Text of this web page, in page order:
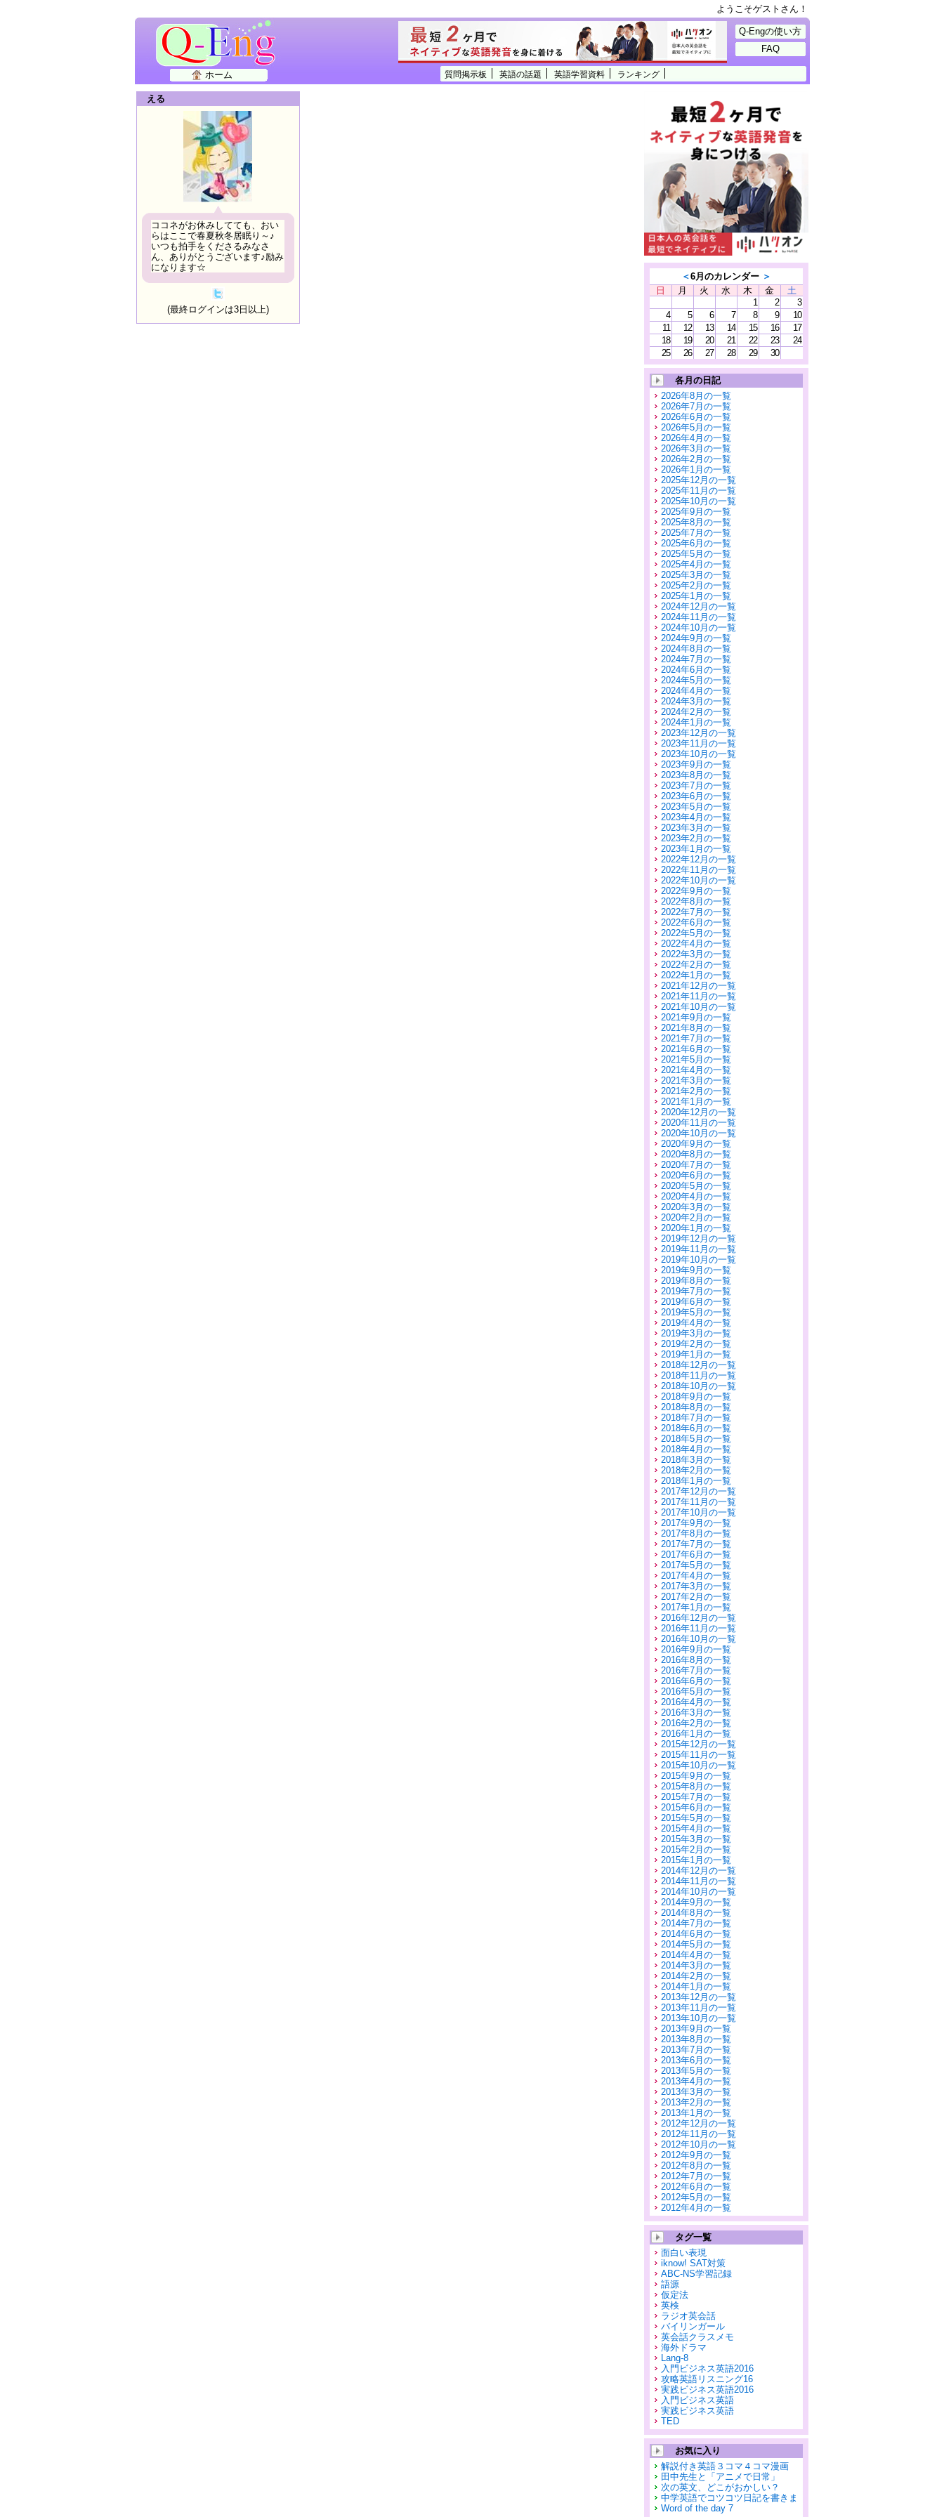
ようこそゲストさん！
質問掲示板 英語の話題 英語学習資料 ランキング
ホーム
Q-Engの使い方
FAQ
える
ココネがお休みしてても、おい
らはここで春夏秋冬居眠り～♪
いつも拍手をくださるみなさ
ん、ありがとうございます♪励み
になります☆
(最終ログインは3日以上)
＜6月のカレンダー ＞
日
月 火 水 木 金
土
1
2
3
4
5 6 7 8 9
10
11
12 13 14 15 16
17
18
19 20 21 22 23
24
25
26 27 28 29 30
各月の日記
2026年8月の一覧
2026年7月の一覧
2026年6月の一覧
2026年5月の一覧
2026年4月の一覧
2026年3月の一覧
2026年2月の一覧
2026年1月の一覧
2025年12月の一覧
2025年11月の一覧
2025年10月の一覧
2025年9月の一覧
2025年8月の一覧
2025年7月の一覧
2025年6月の一覧
2025年5月の一覧
2025年4月の一覧
2025年3月の一覧
2025年2月の一覧
2025年1月の一覧
2024年12月の一覧
2024年11月の一覧
2024年10月の一覧
2024年9月の一覧
2024年8月の一覧
2024年7月の一覧
2024年6月の一覧
2024年5月の一覧
2024年4月の一覧
2024年3月の一覧
2024年2月の一覧
2024年1月の一覧
2023年12月の一覧
2023年11月の一覧
2023年10月の一覧
2023年9月の一覧
2023年8月の一覧
2023年7月の一覧
2023年6月の一覧
2023年5月の一覧
2023年4月の一覧
2023年3月の一覧
2023年2月の一覧
2023年1月の一覧
2022年12月の一覧
2022年11月の一覧
2022年10月の一覧
2022年9月の一覧
2022年8月の一覧
2022年7月の一覧
2022年6月の一覧
2022年5月の一覧
2022年4月の一覧
2022年3月の一覧
2022年2月の一覧
2022年1月の一覧
2021年12月の一覧
2021年11月の一覧
2021年10月の一覧
2021年9月の一覧
2021年8月の一覧
2021年7月の一覧
2021年6月の一覧
2021年5月の一覧
2021年4月の一覧
2021年3月の一覧
2021年2月の一覧
2021年1月の一覧
2020年12月の一覧
2020年11月の一覧
2020年10月の一覧
2020年9月の一覧
2020年8月の一覧
2020年7月の一覧
2020年6月の一覧
2020年5月の一覧
2020年4月の一覧
2020年3月の一覧
2020年2月の一覧
2020年1月の一覧
2019年12月の一覧
2019年11月の一覧
2019年10月の一覧
2019年9月の一覧
2019年8月の一覧
2019年7月の一覧
2019年6月の一覧
2019年5月の一覧
2019年4月の一覧
2019年3月の一覧
2019年2月の一覧
2019年1月の一覧
2018年12月の一覧
2018年11月の一覧
2018年10月の一覧
2018年9月の一覧
2018年8月の一覧
2018年7月の一覧
2018年6月の一覧
2018年5月の一覧
2018年4月の一覧
2018年3月の一覧
2018年2月の一覧
2018年1月の一覧
2017年12月の一覧
2017年11月の一覧
2017年10月の一覧
2017年9月の一覧
2017年8月の一覧
2017年7月の一覧
2017年6月の一覧
2017年5月の一覧
2017年4月の一覧
2017年3月の一覧
2017年2月の一覧
2017年1月の一覧
2016年12月の一覧
2016年11月の一覧
2016年10月の一覧
2016年9月の一覧
2016年8月の一覧
2016年7月の一覧
2016年6月の一覧
2016年5月の一覧
2016年4月の一覧
2016年3月の一覧
2016年2月の一覧
2016年1月の一覧
2015年12月の一覧
2015年11月の一覧
2015年10月の一覧
2015年9月の一覧
2015年8月の一覧
2015年7月の一覧
2015年6月の一覧
2015年5月の一覧
2015年4月の一覧
2015年3月の一覧
2015年2月の一覧
2015年1月の一覧
2014年12月の一覧
2014年11月の一覧
2014年10月の一覧
2014年9月の一覧
2014年8月の一覧
2014年7月の一覧
2014年6月の一覧
2014年5月の一覧
2014年4月の一覧
2014年3月の一覧
2014年2月の一覧
2014年1月の一覧
2013年12月の一覧
2013年11月の一覧
2013年10月の一覧
2013年9月の一覧
2013年8月の一覧
2013年7月の一覧
2013年6月の一覧
2013年5月の一覧
2013年4月の一覧
2013年3月の一覧
2013年2月の一覧
2013年1月の一覧
2012年12月の一覧
2012年11月の一覧
2012年10月の一覧
2012年9月の一覧
2012年8月の一覧
2012年7月の一覧
2012年6月の一覧
2012年5月の一覧
2012年4月の一覧
タグ一覧
面白い表現
iknow! SAT対策
ABC-NS学習記録
語源
仮定法
英検
ラジオ英会話
バイリンガール
英会話クラスメモ
海外ドラマ
Lang-8
入門ビジネス英語2016
攻略英語リスニング16
実践ビジネス英語2016
入門ビジネス英語
実践ビジネス英語
TED
お気に入り
解説付き英語３コマ４コマ漫画
田中先生と「アニメで日常」
次の英文、どこがおかしい？
中学英語でコツコツ日記を書きま
Word of the day 7